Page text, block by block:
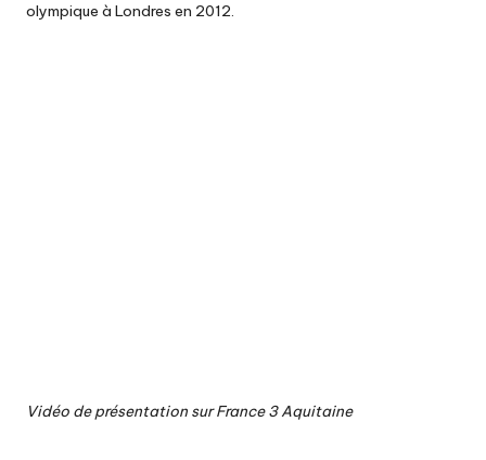
olympique à Londres en 2012.
Vidéo de présentation sur France 3 Aquitaine